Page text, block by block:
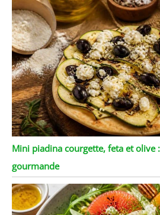
Mini piadina courgette, feta et olive
gourmande